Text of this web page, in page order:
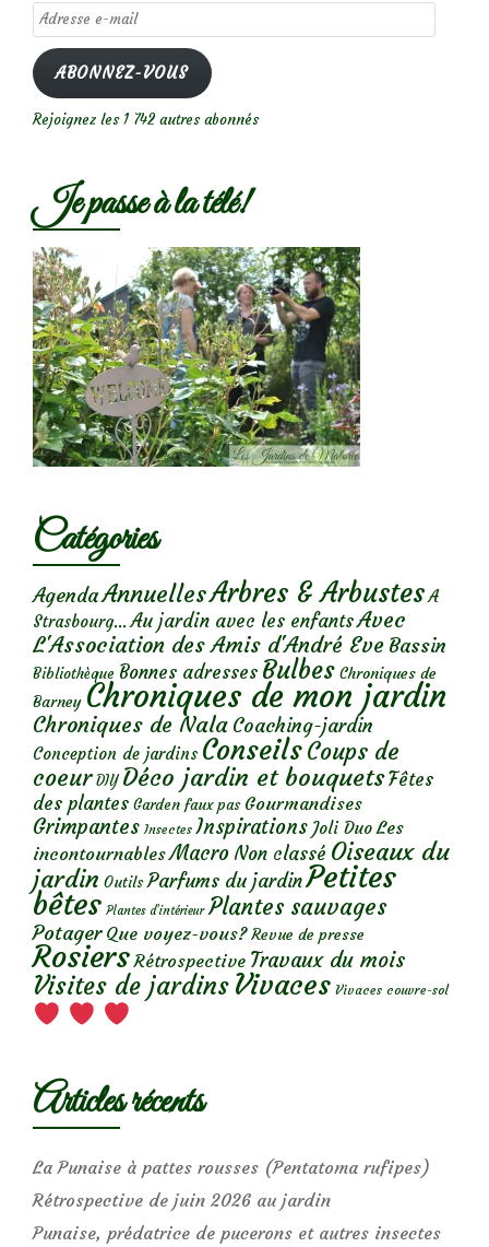
Adresse
e-
mail
ABONNEZ-VOUS
Rejoignez les 1 742 autres abonnés
Je passe à la télé!
Catégories
AgendaAnnuellesArbres & Arbustes A
Strasbourg... Au jardin avec les enfantsAvec
L'Association des Amis d'André Eve Bassin
Bibliothèque Bonnes adresses Bulbes Chroniques de
Barney Chroniques de mon jardin
Chroniques de Nala Coaching-jardin
Conception de jardins ConseilsCoups de
coeur DIY Déco jardin et bouquetsFêtes
des plantes Garden faux pas Gourmandises
Grimpantes Insectes Inspirations Joli Duo Les
incontournables Macro Non classé Oiseaux du
jardin Outils Parfums du jardinPetites
bêtes Plantes d’intérieur Plantes sauvages
Potager Que voyez-vous? Revue de presse
Rosiers Rétrospective Travaux du mois
Visites de jardins Vivaces Vivaces couvre-sol
Articles récents
La Punaise à pattes rousses (Pentatoma rufipes)
Rétrospective de juin 2026 au jardin
Punaise, prédatrice de pucerons et autres insectes